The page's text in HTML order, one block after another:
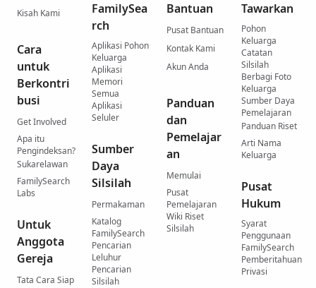
Kisah Kami
Cara
untuk
Berkontri
busi
Get Involved
Apa itu
Pengindeksan?
Sukarelawan
FamilySearch
Labs
Untuk
Anggota
Gereja
Tata Cara Siap
FamilySea
rch
Aplikasi Pohon
Keluarga
Aplikasi
Memori
Semua
Aplikasi
Seluler
Sumber
Daya
Silsilah
Permakaman
Katalog
FamilySearch
Pencarian
Leluhur
Pencarian
Silsilah
Bantuan
Pusat Bantuan
Kontak Kami
Akun Anda
Panduan
dan
Pemelajar
an
Memulai
Pusat
Pemelajaran
Wiki Riset
Silsilah
Tawarkan
Pohon
Keluarga
Catatan
Silsilah
Berbagi Foto
Keluarga
Sumber Daya
Pemelajaran
Panduan Riset
Arti Nama
Keluarga
Pusat
Hukum
Syarat
Penggunaan
FamilySearch
Pemberitahuan
Privasi